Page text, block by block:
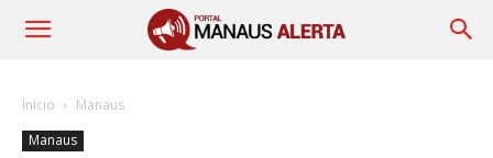
Início
Manaus
Manaus